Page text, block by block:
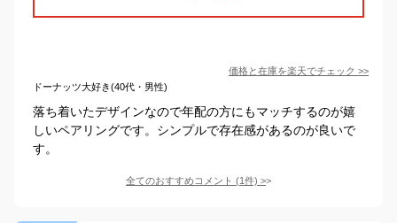
価格と在庫を楽天でチェック >>
ドーナッツ大好き(40代・男性)
落ち着いたデザインなので年配の方にもマッチするのが嬉
しいペアリングです。シンプルで存在感があるのが良いで
す。
全てのおすすめコメント (1件) >